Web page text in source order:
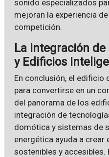
sonido especializados
mejoran la experiencia
competición.
La integración
y Edificios
En conclusión, el edificio
para convertirse en un
del panorama de los
integración de
domótica y sistemas de
energética ayuda a
sostenibles y accesibles.